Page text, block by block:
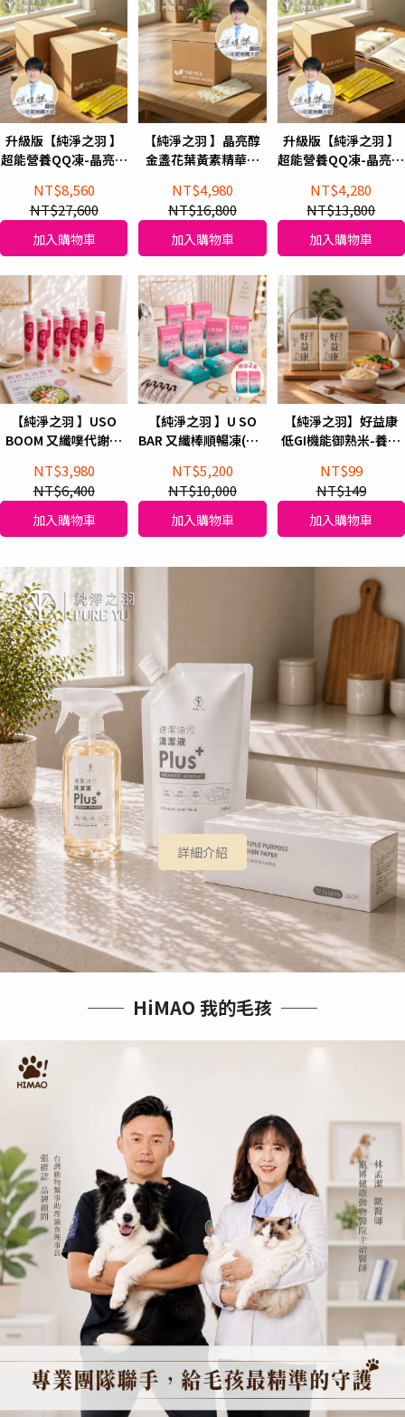
升級版【純淨之羽 】
超能營養QQ凍-晶亮醇
包)
NT$8,560
NT$27,600
加入購物車
【純淨之羽 】晶亮醇
金盞花葉黃素精華飲
NT$4,980
NT$16,800
加入購物車
升級版【純淨之羽 】
超能營養QQ凍-晶亮醇
包)
NT$4,280
NT$13,800
加入購物車
【純淨之羽 】USO
BOOM 又纖噗代謝發
NT$3,980
NT$6,400
加入購物車
【純淨之羽 】U SO
BAR 又纖棒順暢凍(買8
NT$5,200
NT$10,000
加入購物車
【純淨之羽】好益康
低GI機能御熟米-養生
NT$99
NT$149
加入購物車
詳細介紹
──  HiMAO 我的毛孩  ──